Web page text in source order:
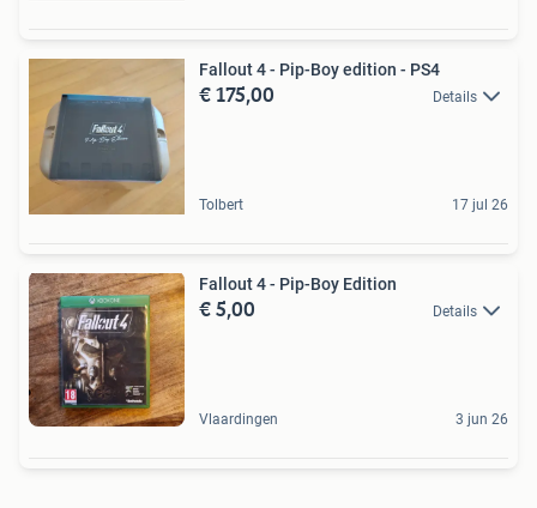
Fallout 4 - Pip-Boy edition - PS4
€ 175,00 Details
Tolbert 17 jul 26
Fallout 4 - Pip-Boy Edition
€ 5,00 Details
Vlaardingen 3 jun 26